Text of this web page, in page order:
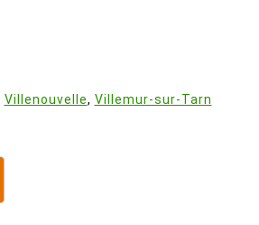
Villenouvelle, Villemur-sur-Tarn